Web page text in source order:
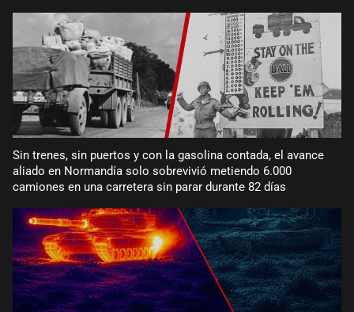
Sin trenes, sin puertos y con la gasolina contada, el avance
aliado en Normandía solo sobrevivió metiendo 6.000
camiones en una carretera sin parar durante 82 días